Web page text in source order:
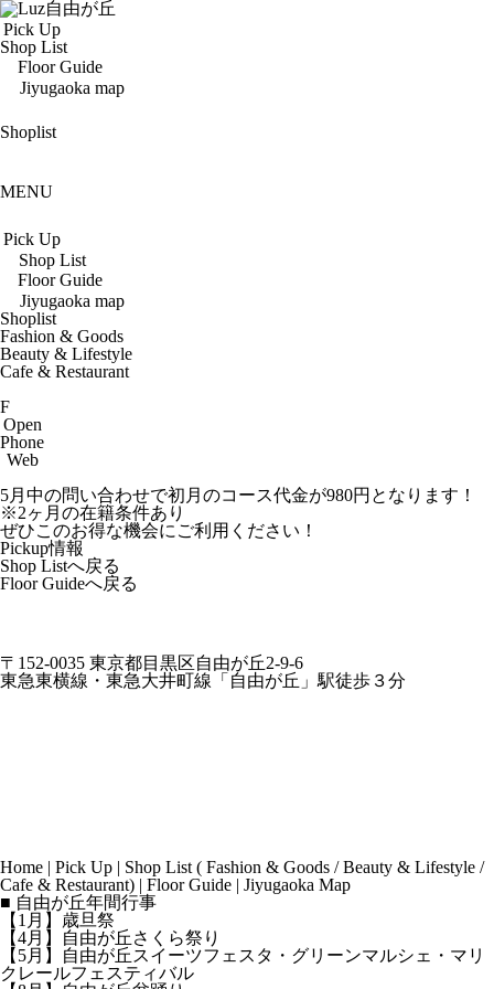
Pick Up
Shop List
Floor Guide
Jiyugaoka map
Shoplist
MENU
Pick Up
Shop List
Floor Guide
Jiyugaoka map
Shoplist
Fashion & Goods
Beauty & Lifestyle
Cafe & Restaurant
F
Open
Phone
Web
5月中の問い合わせで初月のコース代金が980円となります！
※2ヶ月の在籍条件あり
ぜひこのお得な機会にご利用ください！
Pickup情報
Shop Listへ戻る
Floor Guideへ戻る
〒152-0035 東京都目黒区自由が丘2-9-6
東急東横線・東急大井町線「自由が丘」駅徒歩３分
Home | Pick Up | Shop List ( Fashion & Goods /Beauty & Lifestyle /
Cafe & Restaurant) | Floor Guide | Jiyugaoka Map
■ 自由が丘年間行事
【1月】歳旦祭
【4月】自由が丘さくら祭り
【5月】自由が丘スイーツフェスタ・グリーンマルシェ・マリ
クレールフェスティバル